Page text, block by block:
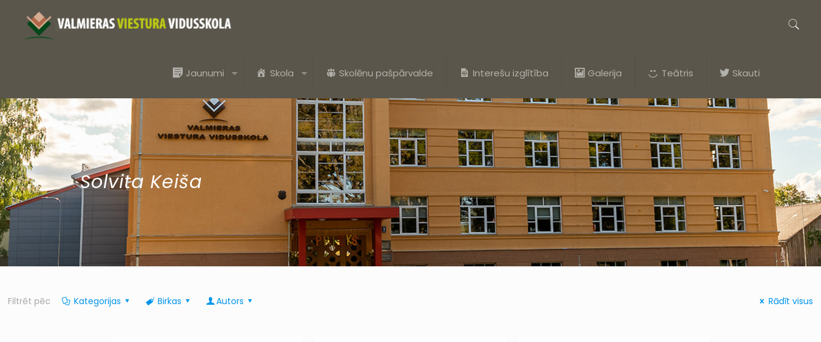
Jaunumi Skola Skolēnu pašpārvalde Interešu izglītība Galerija Teātris Skauti
Solvita Keiša
Filtrēt pēc Kategorijas Birkas Autors Rādīt visus